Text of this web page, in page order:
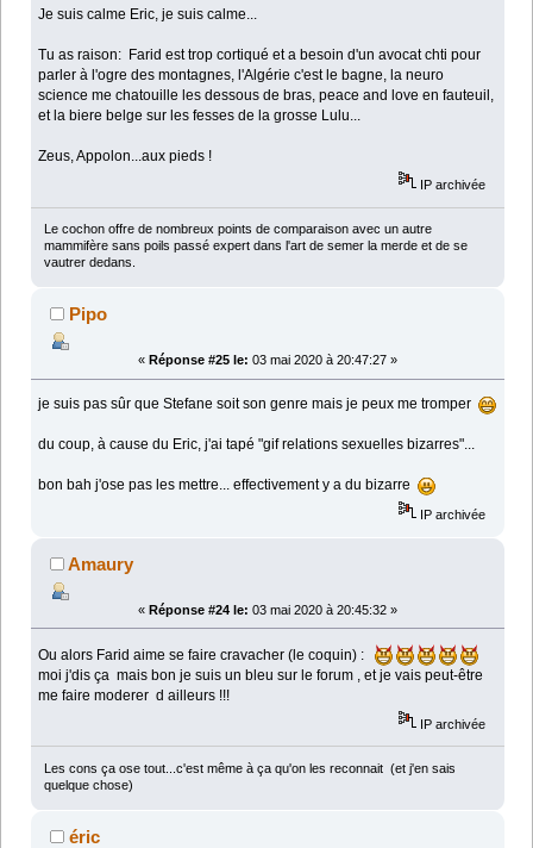
Je suis calme Eric, je suis calme...
Tu as raison: Farid est trop cortiqué et a besoin d'un avocat chti pour
parler à l'ogre des montagnes, l'Algérie c'est le bagne, la neuro
science me chatouille les dessous de bras, peace and love en fauteuil,
et la biere belge sur les fesses de la grosse Lulu...
Zeus, Appolon...aux pieds !
IP archivée
Le cochon offre de nombreux points de comparaison avec un autre
mammifère sans poils passé expert dans l'art de semer la merde et de se
vautrer dedans.
Pipo
« Réponse #25 le: 03 mai 2020 à 20:47:27 »
je suis pas sûr que Stefane soit son genre mais je peux me tromper
du coup, à cause du Eric, j'ai tapé "gif relations sexuelles bizarres"...
bon bah j'ose pas les mettre... effectivement y a du bizarre
IP archivée
Amaury
« Réponse #24 le: 03 mai 2020 à 20:45:32 »
Ou alors Farid aime se faire cravacher (le coquin) :
moi j'dis ça mais bon je suis un bleu sur le forum , et je vais peut-être
me faire moderer d ailleurs !!!
IP archivée
Les cons ça ose tout...c'est même à ça qu'on les reconnait (et j'en sais
quelque chose)
éric